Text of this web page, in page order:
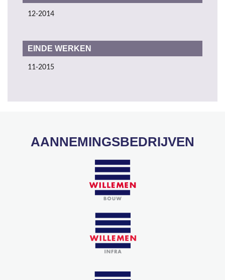
12-2014
EINDE WERKEN
11-2015
AANNEMINGSBEDRIJVEN